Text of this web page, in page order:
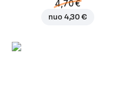
4,70 €
nuo 4,30 €